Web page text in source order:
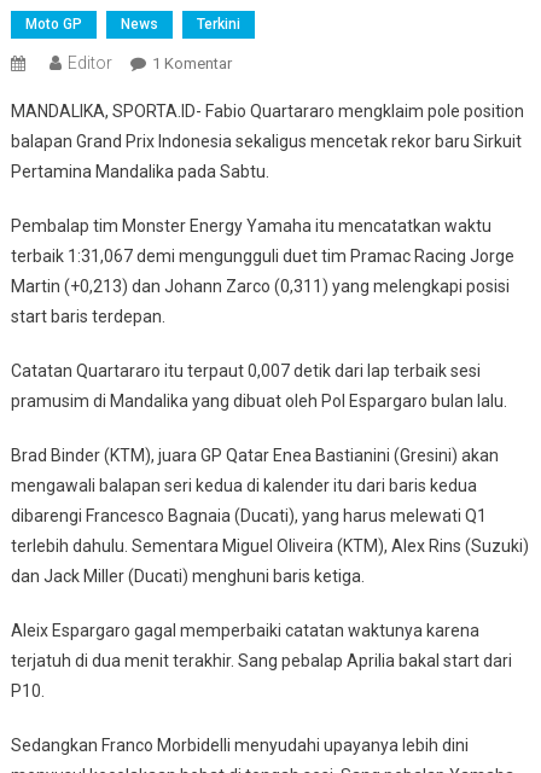
Moto GP News Terkini
Editor 1 KomentarPada
Quartararo
Klaim
Pole
Di
Balapan
MotoGP
MANDALIKA, SPORTA.ID- Fabio Quartararo mengklaim pole position
balapan Grand Prix Indonesia sekaligus mencetak rekor baru Sirkuit
Pertamina Mandalika pada Sabtu.
Pembalap tim Monster Energy Yamaha itu mencatatkan waktu
terbaik 1:31,067 demi mengungguli duet tim Pramac Racing Jorge
Martin (+0,213) dan Johann Zarco (0,311) yang melengkapi posisi
start baris terdepan.
Catatan Quartararo itu terpaut 0,007 detik dari lap terbaik sesi
pramusim di Mandalika yang dibuat oleh Pol Espargaro bulan lalu.
Brad Binder (KTM), juara GP Qatar Enea Bastianini (Gresini) akan
mengawali balapan seri kedua di kalender itu dari baris kedua
dibarengi Francesco Bagnaia (Ducati), yang harus melewati Q1
terlebih dahulu. Sementara Miguel Oliveira (KTM), Alex Rins (Suzuki)
dan Jack Miller (Ducati) menghuni baris ketiga.
Aleix Espargaro gagal memperbaiki catatan waktunya karena
terjatuh di dua menit terakhir. Sang pebalap Aprilia bakal start dari
P10.
Sedangkan Franco Morbidelli menyudahi upayanya lebih dini